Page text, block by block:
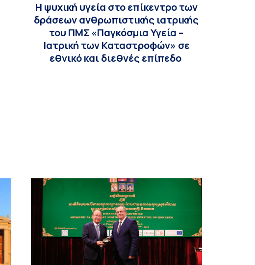
Η ψυχική υγεία στο επίκεντρο των
δράσεων ανθρωπιστικής ιατρικής
του ΠΜΣ «Παγκόσμια Υγεία –
Ιατρική των Καταστροφών» σε
εθνικό και διεθνές επίπεδο